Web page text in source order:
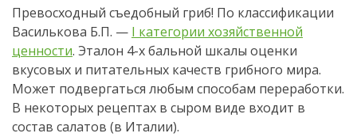
Превосходный съедобный гриб! По классификации
Василькова Б.П. — I категории хозяйственной
ценности. Эталон 4-х бальной шкалы оценки
вкусовых и питательных качеств грибного мира.
Может подвергаться любым способам переработки.
В некоторых рецептах в сыром виде входит в
состав салатов (в Италии).